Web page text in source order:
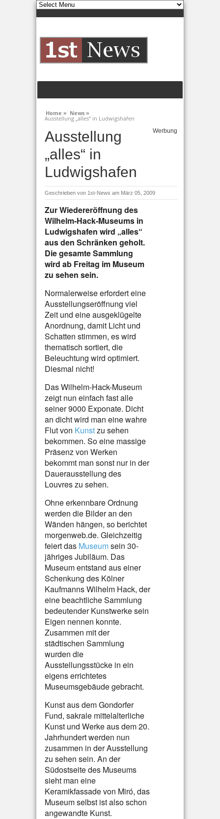
Home » News »
Ausstellung „alles“ in Ludwigshafen
Ausstellung
„alles“ in
Ludwigshafen
Werbung
Geschrieben von 1st-News am März 05, 2009
Zur Wiedereröffnung des
Wilhelm-Hack-Museums in
Ludwigshafen wird „alles“
aus den Schränken geholt.
Die gesamte Sammlung
wird ab Freitag im Museum
zu sehen sein.
Normalerweise erfordert eine
Ausstellungseröffnung viel
Zeit und eine ausgeklügelte
Anordnung, damit Licht und
Schatten stimmen, es wird
thematisch sortiert, die
Beleuchtung wird optimiert.
Diesmal nicht!
Das Wilhelm-Hack-Museum
zeigt nun einfach fast alle
seiner 9000 Exponate. Dicht
an dicht wird man eine wahre
Flut von Kunstzu sehen
bekommen. So eine massige
Präsenz von Werken
bekommt man sonst nur in der
Dauerausstellung des
Louvres zu sehen.
Ohne erkennbare Ordnung
werden die Bilder an den
Wänden hängen, so berichtet
morgenweb.de. Gleichzeitig
feiert das Museumsein 30-
jähriges Jubiläum. Das
Museum entstand aus einer
Schenkung des Kölner
Kaufmanns Wilhelm Hack, der
eine beachtliche Sammlung
bedeutender Kunstwerke sein
Eigen nennen konnte.
Zusammen mit der
städtischen Sammlung
wurden die
Ausstellungsstücke in ein
eigens errichtetes
Museumsgebäude gebracht.
Kunst aus dem Gondorfer
Fund, sakrale mittelalterliche
Kunst und Werke aus dem 20.
Jahrhundert werden nun
zusammen in der Ausstellung
zu sehen sein. An der
Südostseite des Museums
sieht man eine
Keramikfassade von Miró, das
Museum selbst ist also schon
angewandte Kunst.